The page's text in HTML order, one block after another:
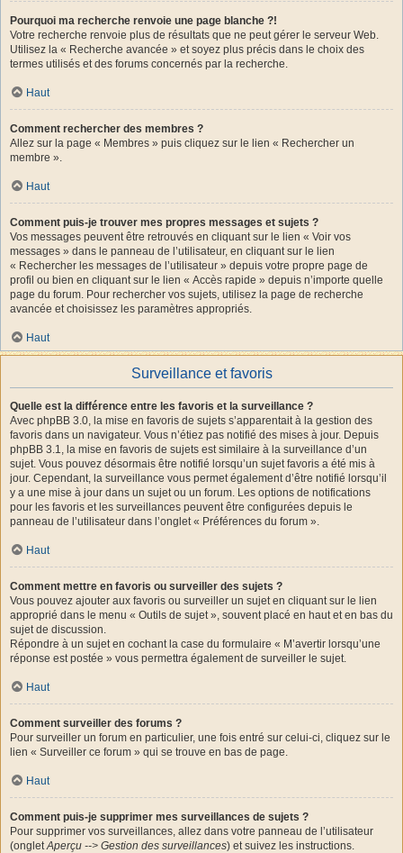
Pourquoi ma recherche renvoie une page blanche ?!
Votre recherche renvoie plus de résultats que ne peut gérer le serveur Web.
Utilisez la « Recherche avancée » et soyez plus précis dans le choix des
termes utilisés et des forums concernés par la recherche.
Haut
Comment rechercher des membres ?
Allez sur la page « Membres » puis cliquez sur le lien « Rechercher un
membre ».
Haut
Comment puis-je trouver mes propres messages et sujets ?
Vos messages peuvent être retrouvés en cliquant sur le lien « Voir vos
messages » dans le panneau de l’utilisateur, en cliquant sur le lien
« Rechercher les messages de l’utilisateur » depuis votre propre page de
profil ou bien en cliquant sur le lien « Accès rapide » depuis n’importe quelle
page du forum. Pour rechercher vos sujets, utilisez la page de recherche
avancée et choisissez les paramètres appropriés.
Haut
Surveillance et favoris
Quelle est la différence entre les favoris et la surveillance ?
Avec phpBB 3.0, la mise en favoris de sujets s’apparentait à la gestion des
favoris dans un navigateur. Vous n’étiez pas notifié des mises à jour. Depuis
phpBB 3.1, la mise en favoris de sujets est similaire à la surveillance d’un
sujet. Vous pouvez désormais être notifié lorsqu’un sujet favoris a été mis à
jour. Cependant, la surveillance vous permet également d’être notifié lorsqu’il
y a une mise à jour dans un sujet ou un forum. Les options de notifications
pour les favoris et les surveillances peuvent être configurées depuis le
panneau de l’utilisateur dans l’onglet « Préférences du forum ».
Haut
Comment mettre en favoris ou surveiller des sujets ?
Vous pouvez ajouter aux favoris ou surveiller un sujet en cliquant sur le lien
approprié dans le menu « Outils de sujet », souvent placé en haut et en bas du
sujet de discussion.
Répondre à un sujet en cochant la case du formulaire « M’avertir lorsqu’une
réponse est postée » vous permettra également de surveiller le sujet.
Haut
Comment surveiller des forums ?
Pour surveiller un forum en particulier, une fois entré sur celui-ci, cliquez sur le
lien « Surveiller ce forum » qui se trouve en bas de page.
Haut
Comment puis-je supprimer mes surveillances de sujets ?
Pour supprimer vos surveillances, allez dans votre panneau de l’utilisateur
(ongletAperçu --> Gestion des surveillances) et suivez les instructions.